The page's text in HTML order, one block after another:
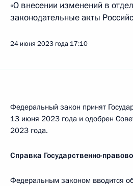
«О внесении изменений в
законодательные акты
24 июня 2023 года 17:10
Федеральный закон принят
13 июня 2023 года и одобрен
2023 года.
Справка Государственно-
Федеральным законом вводится